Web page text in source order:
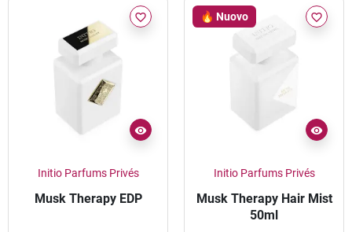
favorite_border
Initio Parfums Privés
Musk Therapy EDP
🔥 Nuovo favorite_border
Initio Parfums Privés
Musk Therapy Hair Mist
50ml